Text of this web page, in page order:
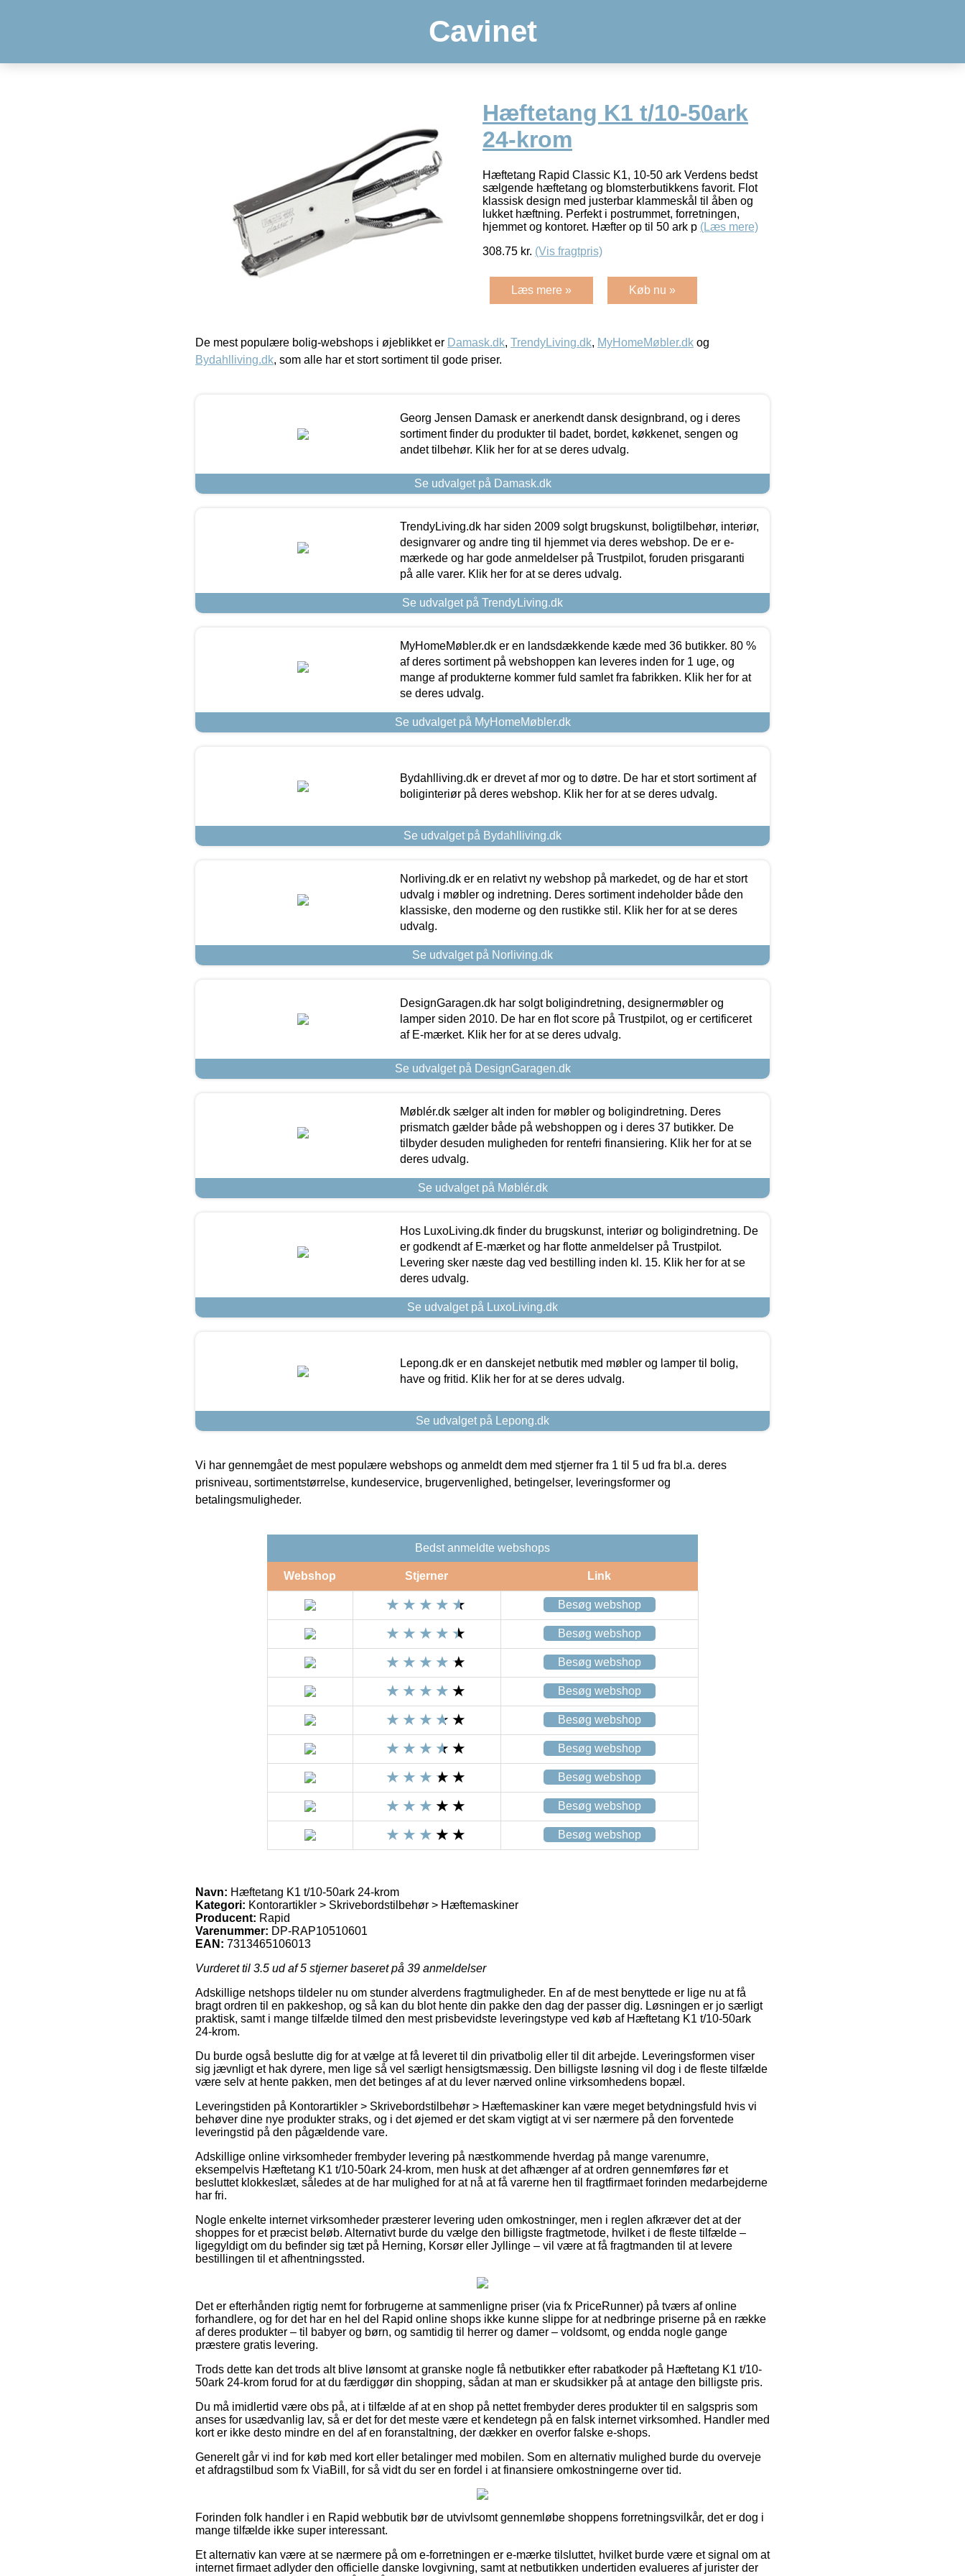
Cavinet
Hæftetang K1 t/10-50ark
24-krom
Hæftetang Rapid Classic K1, 10-50 ark Verdens bedst
sælgende hæftetang og blomsterbutikkens favorit. Flot
klassisk design med justerbar klammeskål til åben og
lukket hæftning. Perfekt i postrummet, forretningen,
hjemmet og kontoret. Hæfter op til 50 ark p (Læs mere)
308.75 kr. (Vis fragtpris)
Læs mere » Køb nu »
De mest populære bolig-webshops i øjeblikket er Damask.dk, TrendyLiving.dk, MyHomeMøbler.dk og
Bydahlliving.dk, som alle har et stort sortiment til gode priser.
Georg Jensen Damask er anerkendt dansk designbrand, og i deres
sortiment finder du produkter til badet, bordet, køkkenet, sengen og
andet tilbehør. Klik her for at se deres udvalg.
Se udvalget på Damask.dk
TrendyLiving.dk har siden 2009 solgt brugskunst, boligtilbehør, interiør,
designvarer og andre ting til hjemmet via deres webshop. De er e-
mærkede og har gode anmeldelser på Trustpilot, foruden prisgaranti
på alle varer. Klik her for at se deres udvalg.
Se udvalget på TrendyLiving.dk
MyHomeMøbler.dk er en landsdækkende kæde med 36 butikker. 80 %
af deres sortiment på webshoppen kan leveres inden for 1 uge, og
mange af produkterne kommer fuld samlet fra fabrikken. Klik her for at
se deres udvalg.
Se udvalget på MyHomeMøbler.dk
Bydahlliving.dk er drevet af mor og to døtre. De har et stort sortiment af
boliginteriør på deres webshop. Klik her for at se deres udvalg.
Se udvalget på Bydahlliving.dk
Norliving.dk er en relativt ny webshop på markedet, og de har et stort
udvalg i møbler og indretning. Deres sortiment indeholder både den
klassiske, den moderne og den rustikke stil. Klik her for at se deres
udvalg.
Se udvalget på Norliving.dk
DesignGaragen.dk har solgt boligindretning, designermøbler og
lamper siden 2010. De har en flot score på Trustpilot, og er certificeret
af E-mærket. Klik her for at se deres udvalg.
Se udvalget på DesignGaragen.dk
Møblér.dk sælger alt inden for møbler og boligindretning. Deres
prismatch gælder både på webshoppen og i deres 37 butikker. De
tilbyder desuden muligheden for rentefri finansiering. Klik her for at se
deres udvalg.
Se udvalget på Møblér.dk
Hos LuxoLiving.dk finder du brugskunst, interiør og boligindretning. De
er godkendt af E-mærket og har flotte anmeldelser på Trustpilot.
Levering sker næste dag ved bestilling inden kl. 15. Klik her for at se
deres udvalg.
Se udvalget på LuxoLiving.dk
Lepong.dk er en danskejet netbutik med møbler og lamper til bolig,
have og fritid. Klik her for at se deres udvalg.
Se udvalget på Lepong.dk
Vi har gennemgået de mest populære webshops og anmeldt dem med stjerner fra 1 til 5 ud fra bl.a. deres
prisniveau, sortimentstørrelse, kundeservice, brugervenlighed, betingelser, leveringsformer og
betalingsmuligheder.
Bedst anmeldte webshops
Webshop Stjerner Link
Besøg webshop
Besøg webshop
Besøg webshop
Besøg webshop
Besøg webshop
Besøg webshop
Besøg webshop
Besøg webshop
Besøg webshop
Navn: Hæftetang K1 t/10-50ark 24-krom
Kategori: Kontorartikler > Skrivebordstilbehør > Hæftemaskiner
Producent: Rapid
Varenummer: DP-RAP10510601
EAN: 7313465106013
Vurderet til 3.5 ud af 5 stjerner baseret på 39 anmeldelser
Adskillige netshops tildeler nu om stunder alverdens fragtmuligheder. En af de mest benyttede er lige nu at få
bragt ordren til en pakkeshop, og så kan du blot hente din pakke den dag der passer dig. Løsningen er jo særligt
praktisk, samt i mange tilfælde tilmed den mest prisbevidste leveringstype ved køb af Hæftetang K1 t/10-50ark
24-krom.
Du burde også beslutte dig for at vælge at få leveret til din privatbolig eller til dit arbejde. Leveringsformen viser
sig jævnligt et hak dyrere, men lige så vel særligt hensigtsmæssig. Den billigste løsning vil dog i de fleste tilfælde
være selv at hente pakken, men det betinges af at du lever nærved online virksomhedens bopæl.
Leveringstiden på Kontorartikler > Skrivebordstilbehør > Hæftemaskiner kan være meget betydningsfuld hvis vi
behøver dine nye produkter straks, og i det øjemed er det skam vigtigt at vi ser nærmere på den forventede
leveringstid på den pågældende vare.
Adskillige online virksomheder frembyder levering på næstkommende hverdag på mange varenumre,
eksempelvis Hæftetang K1 t/10-50ark 24-krom, men husk at det afhænger af at ordren gennemføres før et
besluttet klokkeslæt, således at de har mulighed for at nå at få varerne hen til fragtfirmaet forinden medarbejderne
har fri.
Nogle enkelte internet virksomheder præsterer levering uden omkostninger, men i reglen afkræver det at der
shoppes for et præcist beløb. Alternativt burde du vælge den billigste fragtmetode, hvilket i de fleste tilfælde –
ligegyldigt om du befinder sig tæt på Herning, Korsør eller Jyllinge – vil være at få fragtmanden til at levere
bestillingen til et afhentningssted.
Det er efterhånden rigtig nemt for forbrugerne at sammenligne priser (via fx PriceRunner) på tværs af online
forhandlere, og for det har en hel del Rapid online shops ikke kunne slippe for at nedbringe priserne på en række
af deres produkter – til babyer og børn, og samtidig til herrer og damer – voldsomt, og endda nogle gange
præstere gratis levering.
Trods dette kan det trods alt blive lønsomt at granske nogle få netbutikker efter rabatkoder på Hæftetang K1 t/10-
50ark 24-krom forud for at du færdiggør din shopping, sådan at man er skudsikker på at antage den billigste pris.
Du må imidlertid være obs på, at i tilfælde af at en shop på nettet frembyder deres produkter til en salgspris som
anses for usædvanlig lav, så er det for det meste være et kendetegn på en falsk internet virksomhed. Handler med
kort er ikke desto mindre en del af en foranstaltning, der dækker en overfor falske e-shops.
Generelt går vi ind for køb med kort eller betalinger med mobilen. Som en alternativ mulighed burde du overveje
et afdragstilbud som fx ViaBill, for så vidt du ser en fordel i at finansiere omkostningerne over tid.
Forinden folk handler i en Rapid webbutik bør de utvivlsomt gennemløbe shoppens forretningsvilkår, det er dog i
mange tilfælde ikke super interessant.
Et alternativ kan være at se nærmere på om e-forretningen er e-mærke tilsluttet, hvilket burde være et signal om at
internet firmaet adlyder den officielle danske lovgivning, samt at netbutikken undertiden evalueres af jurister der